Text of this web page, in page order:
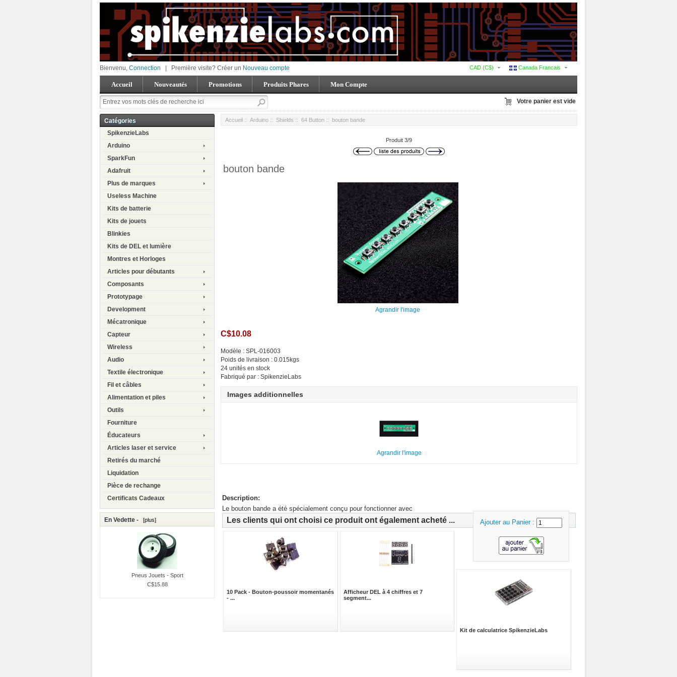
Canada Francais
CAD (C$)
Bienvenu, Connection Première visite? Créer un Nouveau compte
Accueil Nouveautés Promotions Produits Phares Mon Compte
Votre panier est vide
Catégories
SpikenzieLabs
Arduino
SparkFun
Adafruit
Plus de marques
Useless Machine
Kits de batterie
Kits de jouets
Blinkies
Kits de DEL et lumière
Montres et Horloges
Articles pour débutants
Composants
Prototypage
Development
Mécatronique
Capteur
Wireless
Audio
Textile électronique
Fil et câbles
Alimentation et piles
Outils
Fourniture
Éducateurs
Articles laser et service
Retirés du marché
Liquidation
Pièce de rechange
Certificats Cadeaux
En Vedette - [plus]
Pneus Jouets - Sport
C$15.88
Accueil :: Arduino :: Shields :: 64 Button :: bouton bande
Produit 3/9
bouton bande
Agrandir l'image
C$10.08
Modèle : SPL-016003
Poids de livraison : 0.015kgs
24 unités en stock
Fabriqué par : SpikenzieLabs
Images additionnelles
Agrandir l'image
Description:
Le bouton bande a été spécialement conçu pour fonctionner avec
Ajouter au Panier :
Les clients qui ont choisi ce produit ont également acheté ...
10 Pack - Bouton-poussoir momentanés
- ...
Afficheur DEL à 4 chiffres et 7
segment...
Kit de calculatrice SpikenzieLabs